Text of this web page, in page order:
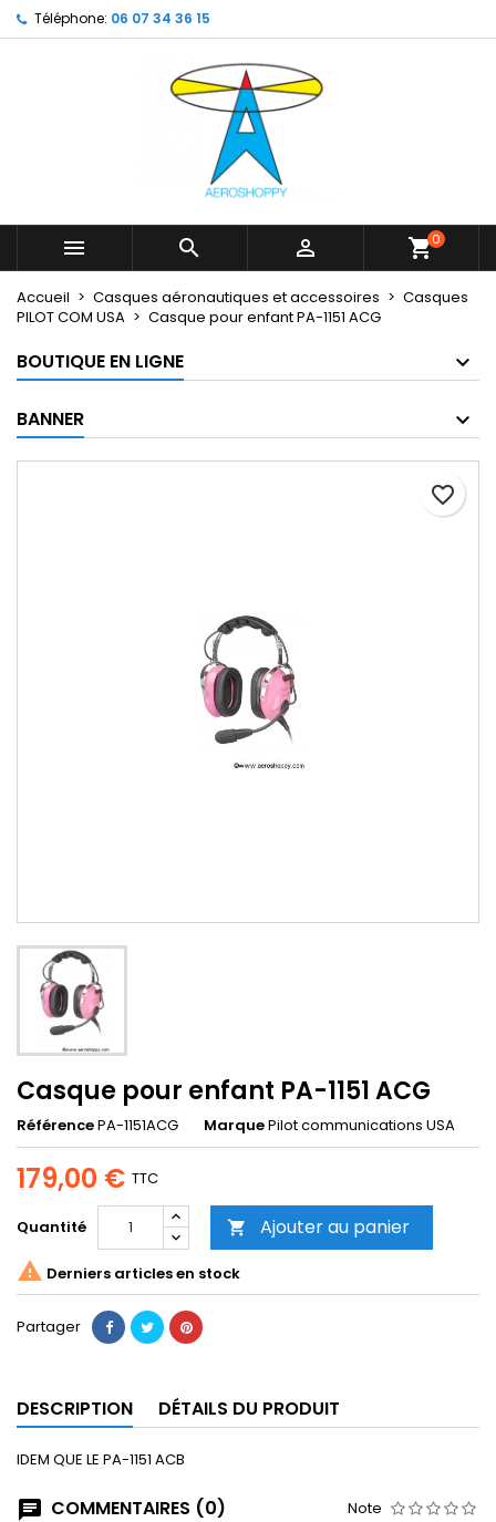
Téléphone: 06 07 34 36 15
   shopping_cart0
Accueil Casques aéronautiques et accessoires
Casques
PILOT COM USA
Casque pour enfant PA-1151 ACG
BOUTIQUE EN LIGNE
BANNER
Casque pour enfant PA-1151 ACG
RéférencePA-1151ACG MarquePilot communications USA
179,00 € TTC
Quantité  Ajouter au panier
favorite_border
 Derniers articles en stock
Partager
DESCRIPTION DÉTAILS DU PRODUIT
IDEM QUE LE PA-1151 ACB
COMMENTAIRES (0) Note
My wishlists ×
Create new list
Créer une liste d'envies ×
Nom de la liste d'envies
Connexion ×
Vous devez être connecté pour ajouter des produits
Annuler